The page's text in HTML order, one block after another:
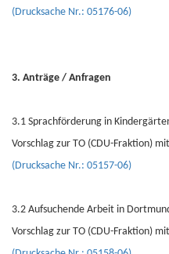
(Drucksache Nr.: 05176-06)
3. Anträge / Anfragen
3.1 Sprachförderung in
Vorschlag zur TO (CDU-Fraktion)
(Drucksache Nr.: 05157-06)
3.2 Aufsuchende Arbeit in
Vorschlag zur TO (CDU-Fraktion)